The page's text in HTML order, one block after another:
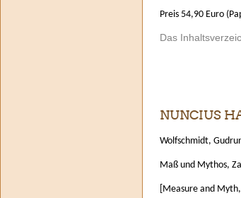
Preis 54,90 Euro
Das
NUNCIUS
Wolfschmidt,
Maß und Mythos,
[Measure and